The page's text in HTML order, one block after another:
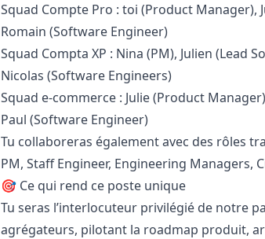
Squad Compte Pro : toi (Product Manager),
Romain (Software Engineer)
Squad Compta XP : Nina (PM), Julien (Lead
Nicolas (Software Engineers)
Squad e-commerce : Julie (Product Manager
Paul (Software Engineer)
Tu collaboreras également avec des rôles
PM, Staff Engineer, Engineering Managers,
🎯 Ce qui rend ce poste unique
Tu seras l’interlocuteur privilégié de notre
agrégateurs, pilotant la roadmap produit,